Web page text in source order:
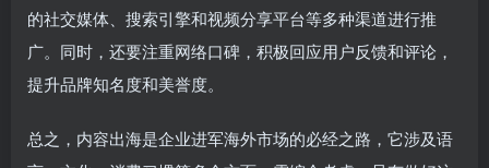
的社交媒体、搜索引擎和视频分享平台等多种渠道进行推
广。同时，还要注重网络口碑，积极回应用户反馈和评论，
提升品牌知名度和美誉度。
总之，内容出海是企业进军海外市场的必经之路，它涉及语